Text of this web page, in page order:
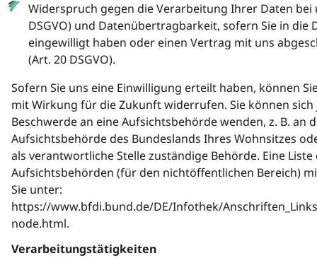
Widerspruch gegen die Verarbeitung Ihrer Daten bei
DSGVO) und Datenübertragbarkeit, sofern Sie in die
eingewilligt haben oder einen Vertrag mit uns
(Art. 20 DSGVO).
Sofern Sie uns eine Einwilligung erteilt haben, können
mit Wirkung für die Zukunft widerrufen. Sie können
Beschwerde an eine Aufsichtsbehörde wenden, z. B. an
Aufsichtsbehörde des Bundeslands Ihres Wohnsitzes
als verantwortliche Stelle zuständige Behörde. Eine Liste
Aufsichtsbehörden (für den nichtöffentlichen Bereich)
Sie unter:
https://www.bfdi.bund.de/DE/Infothek/
node.html.
Verarbeitungstätigkeiten